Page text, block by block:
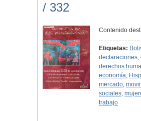
/ 332
Contenido
Etiquetas:
declaraciones,
derechos
economía,
mercado,
sociales,
trabajo